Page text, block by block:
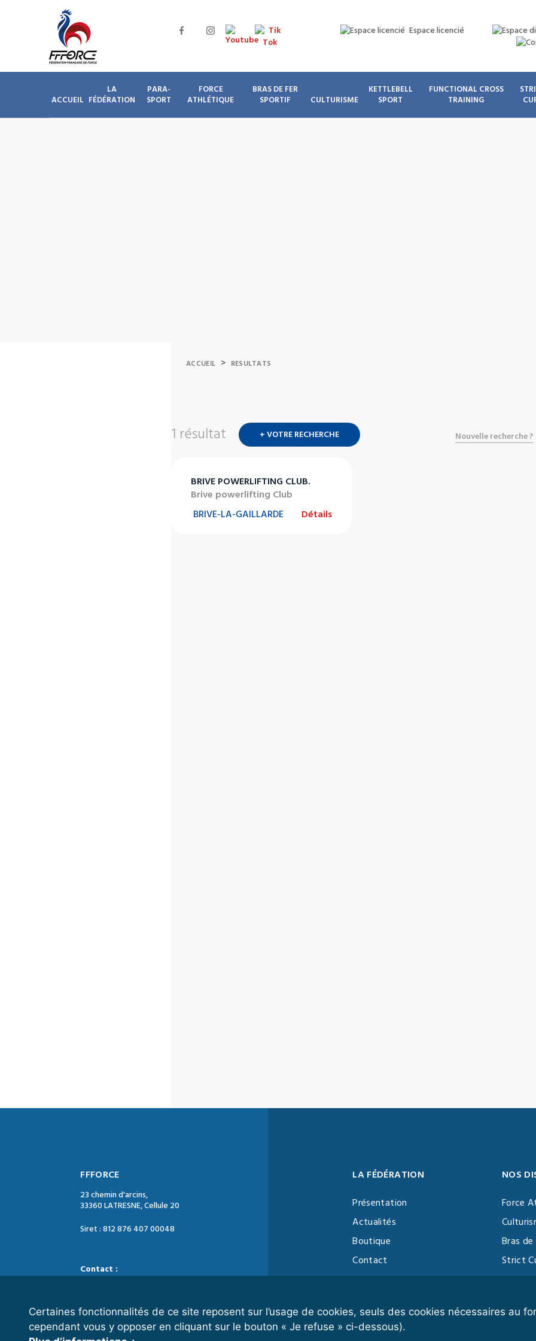
Certaines fonctionnalités de ce site reposent sur l’usage de cookies, seuls des cookies nécessaires au
cependant vous y opposer en cliquant sur le bouton « Je refuse » ci-dessous).
Espace licencié
ACCUEIL
LA
FÉDÉRATION
PARA-
SPORT
FORCE
ATHLÉTIQUE
BRAS DE FER
SPORTIF
CULTURISME
KETTLEBELL
SPORT
FUNCTIONAL CROSS
TRAINING
ACCUEIL > RESULTATS
1 résultat + VOTRE RECHERCHE Nouvelle recherche ?
BRIVE POWERLIFTING CLUB.
Brive powerlifting Club
BRIVE-LA-GAILLARDE
Détails
FFFORCE
23 chemin d'arcins,
33360 LATRESNE, Cellule 20
Siret : 812 876 407 00048
Contact :
Horaires d’ouverture :
LA FÉDÉRATION
Présentation
Actualités
Boutique
Contact
Vidéothèque
NOS
Force
Bras
Strict